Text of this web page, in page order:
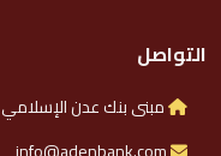
التواصل
مبنى بنك عدن